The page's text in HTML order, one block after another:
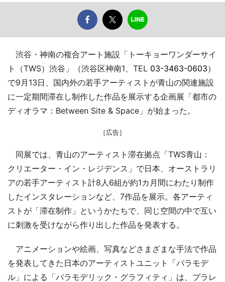
渋谷・神南の複合アート施設「トーキョーワンダーサイ
ト（TWS）渋谷」（渋谷区神南1、TEL 03-3463-0603）
で9月13日、国内外の若手アーティストが青山の関連施設
に一定期間滞在し制作した作品を展示する企画展「都市の
ディオラマ：Between Site & Space」が始まった。
［広告］
同展では、青山のアーティスト滞在拠点「TWS青山：
クリエーター・イン・レジデンス」で日本、オーストラリ
アの若手アーティスト計8人6組が約1カ月間にわたり制作
したインスタレーションなど、7作品を展示。各アーティ
ストが「滞在制作」というかたちで、同じ空間の中で互い
に刺激を受けながら作り出した作品を発表する。
アニメーションや絵画、写真などさまざまな手法で作品
を発表してきた日本のアーティストユニット「パラモデ
ル」による「パラモデリック・グラフィティ」は、プラレ